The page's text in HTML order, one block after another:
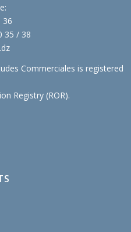
36
35 / 38
Commerciales is registered
Registry (ROR).